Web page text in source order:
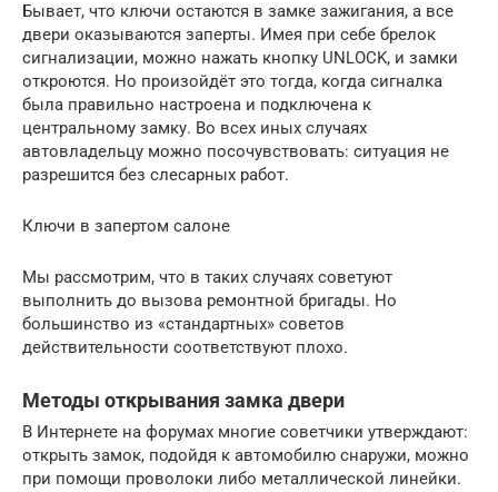
Бывает, что ключи остаются в замке зажигания, а все
двери оказываются заперты. Имея при себе брелок
сигнализации, можно нажать кнопку UNLOCK, и замки
откроются. Но произойдёт это тогда, когда сигналка
была правильно настроена и подключена к
центральному замку. Во всех иных случаях
автовладельцу можно посочувствовать: ситуация не
разрешится без слесарных работ.
Ключи в запертом салоне
Мы рассмотрим, что в таких случаях советуют
выполнить до вызова ремонтной бригады. Но
большинство из «стандартных» советов
действительности соответствуют плохо.
Методы открывания замка двери
В Интернете на форумах многие советчики утверждают:
открыть замок, подойдя к автомобилю снаружи, можно
при помощи проволоки либо металлической линейки.